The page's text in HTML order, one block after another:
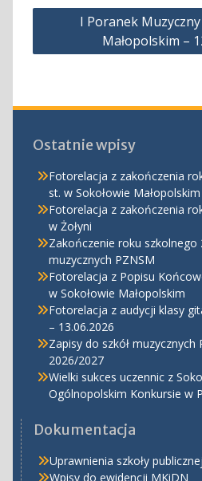
Nawigacja
I Poranek Muzyczny
Małopolskim –
Ostatnie wpisy
Fotorelacja z zakończenia
st. w Sokołowie Małopolskim
Fotorelacja z zakończenia
w Żołyni
Zakończenie roku szkolnego
muzycznych PZNSM
Fotorelacja z Popisu
w Sokołowie Małopolskim
Fotorelacja z audycji klasy
– 13.06.2026
Zapisy do szkół
2026/2027
Wielki sukces uczennic z
Ogólnopolskim Konkursie w
Dokumentacja
Uprawnienia szkoły publicznej
Wpisy do ewidencji MKiDN